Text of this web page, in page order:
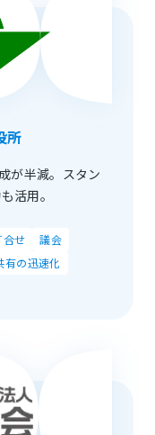
所
が半減。スタン
活用。
合せ
議会
有の迅速化